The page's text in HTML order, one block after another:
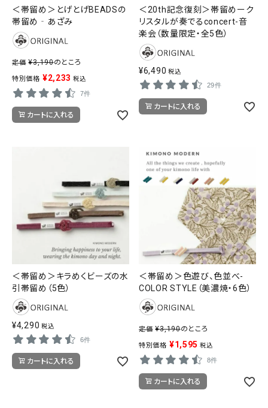
＜帯留め＞とげとげBEADSの
帯留め‐あざみ
定価 ¥3,190のところ
特別価格 ¥2,233 税込
7件
カートに入れる
＜20th記念復刻＞帯留めーク
リスタルが奏でるconcert-音
楽会（数量限定・全5色）
¥6,490 税込
29件
カートに入れる
＜帯留め＞キラめくビーズの水
引帯留め（5色）
¥4,290 税込
6件
カートに入れる
＜帯留め＞色遊び、色並べ-
COLOR STYLE（美濃焼・6色）
定価 ¥3,190のところ
特別価格 ¥1,595 税込
8件
カートに入れる